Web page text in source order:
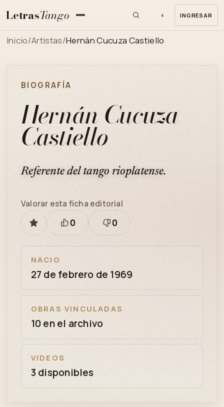
LetrasTango ◐ INGRESAR
Inicio/Artistas/Hernán Cucuza Castiello
BIOGRAFÍA
Hernán Cucuza
Castiello
Referente del tango rioplatense.
GUARDAR
Valorar esta ficha editorial
Está
0
Necesita
0
NACIO
27 de febrero de 1969
OBRAS VINCULADAS
10 en el archivo
VIDEOS
3 disponibles